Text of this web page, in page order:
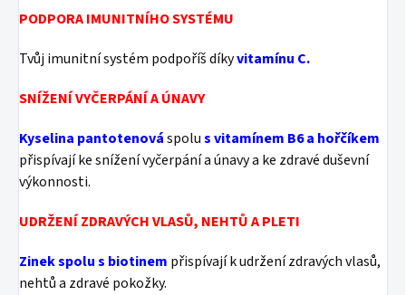
PODPORA IMUNITNÍHO SYSTÉMU
Tvůj imunitní systém podpoříš díkyvitamínu C.
SNÍŽENÍ VYČERPÁNÍ A ÚNAVY
Kyselina pantotenováspolus vitamínem B6 a hořčíkem
přispívají ke snížení vyčerpání a únavy a ke zdravé duševní
výkonnosti.
UDRŽENÍ ZDRAVÝCH VLASŮ, NEHTŮ A PLETI
Zinek spolu s biotinem přispívají k udržení zdravých vlasů,
nehtů a zdravé pokožky.